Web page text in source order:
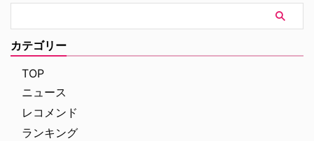
統争いやダイナスティックなドラ
マ、壮大な中世の戦闘シーンを大
規模予算で再現する。 ハロルド
役を演じるジェームズは、アイス
カテゴリー
TOP
ニュース
レコメンド
ランキング